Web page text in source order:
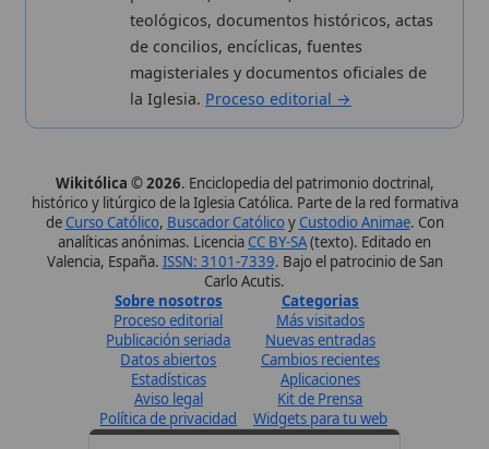
Canal de WhatsApp
Únete · publicación regular
Perfil de Instagram
Síguenos · @wikitolica